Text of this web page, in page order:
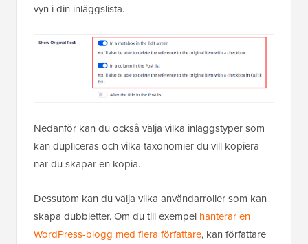
vyn i din inläggslista.
Nedanför kan du också välja vilka inläggstyper som
kan dupliceras och vilka taxonomier du vill kopiera
när du skapar en kopia.
Dessutom kan du välja vilka användarroller som kan
skapa dubbletter. Om du till exempel hanterar en
WordPress-blogg med flera författare, kan författare